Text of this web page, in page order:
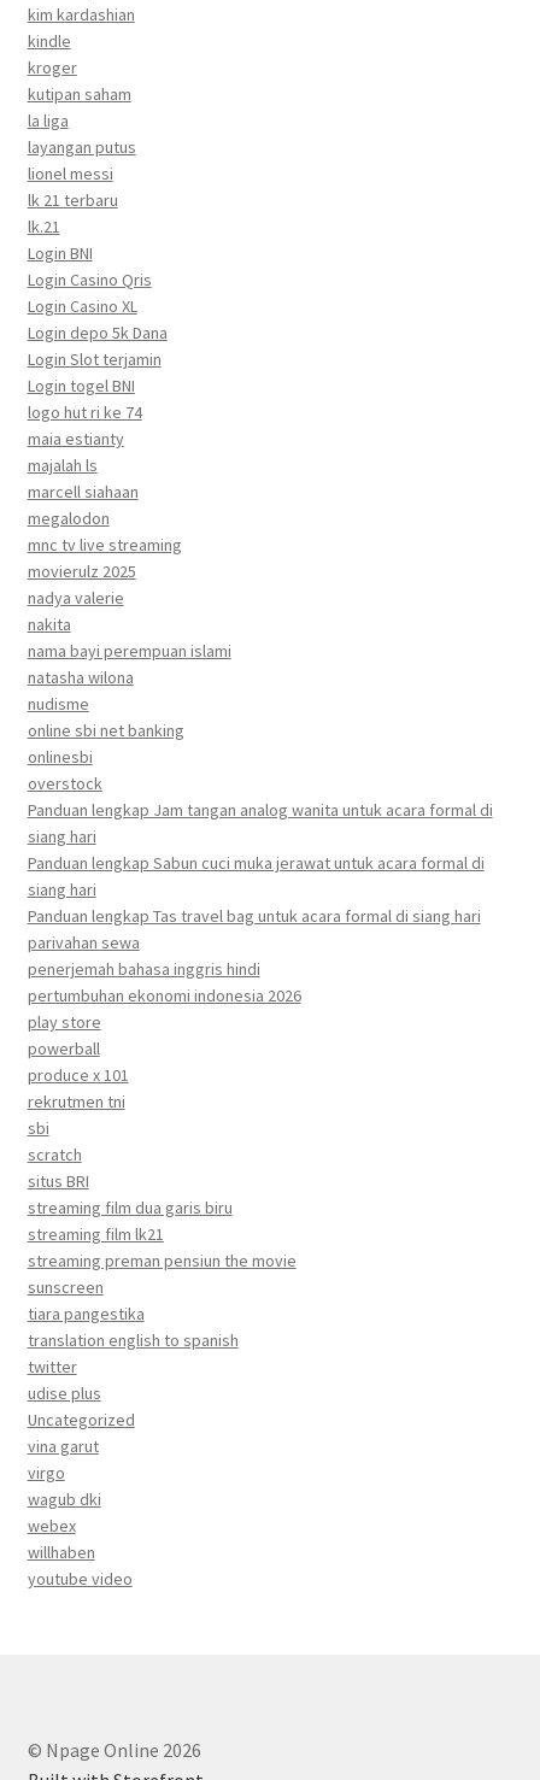
kim kardashian
kindle
kroger
kutipan saham
la liga
layangan putus
lionel messi
lk 21 terbaru
lk.21
Login BNI
Login Casino Qris
Login Casino XL
Login depo 5k Dana
Login Slot terjamin
Login togel BNI
logo hut ri ke 74
maia estianty
majalah ls
marcell siahaan
megalodon
mnc tv live streaming
movierulz 2025
nadya valerie
nakita
nama bayi perempuan islami
natasha wilona
nudisme
online sbi net banking
onlinesbi
overstock
Panduan lengkap Jam tangan analog wanita untuk acara formal di
siang hari
Panduan lengkap Sabun cuci muka jerawat untuk acara formal di
siang hari
Panduan lengkap Tas travel bag untuk acara formal di siang hari
parivahan sewa
penerjemah bahasa inggris hindi
pertumbuhan ekonomi indonesia 2026
play store
powerball
produce x 101
rekrutmen tni
sbi
scratch
situs BRI
streaming film dua garis biru
streaming film lk21
streaming preman pensiun the movie
sunscreen
tiara pangestika
translation english to spanish
twitter
udise plus
Uncategorized
vina garut
virgo
wagub dki
webex
willhaben
youtube video
© Npage Online 2026